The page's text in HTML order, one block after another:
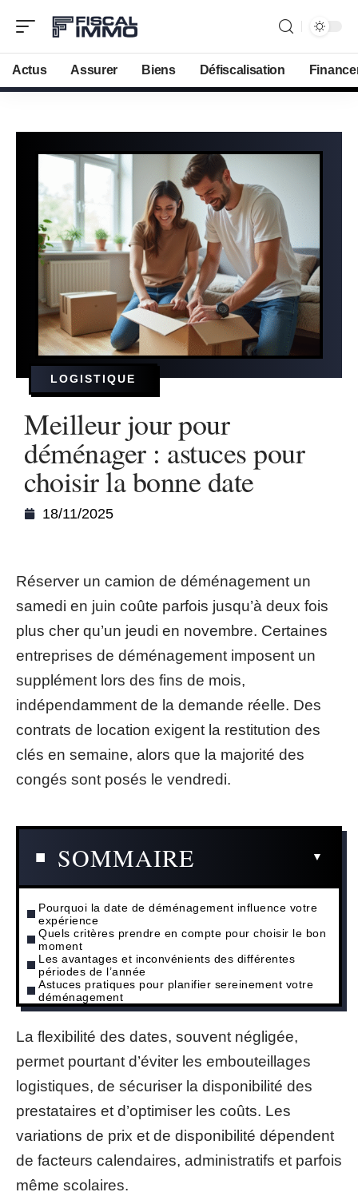
Actus Assurer Biens Défiscalisation
LOGISTIQUE
Meilleur jour pour
déménager : astuces pour
choisir la bonne date
18/11/2025
Réserver un camion de déménagement un
samedi en juin coûte parfois jusqu’à deux fois
plus cher qu’un jeudi en novembre. Certaines
entreprises de déménagement imposent un
supplément lors des fins de mois,
indépendamment de la demande réelle. Des
contrats de location exigent la restitution des
clés en semaine, alors que la majorité des
congés sont posés le vendredi.
SOMMAIRE
Pourquoi la date de déménagement influence votre
expérience
Quels critères prendre en compte pour choisir le bon
moment
Les avantages et inconvénients des différentes
périodes de l’année
Astuces pratiques pour planifier sereinement votre
déménagement
La flexibilité des dates, souvent négligée,
permet pourtant d’éviter les embouteillages
logistiques, de sécuriser la disponibilité des
prestataires et d’optimiser les coûts. Les
variations de prix et de disponibilité dépendent
de facteurs calendaires, administratifs et parfois
même scolaires.